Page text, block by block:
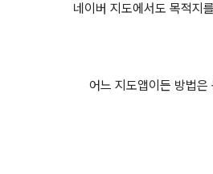
네이버 지도에서도 목적지
어느 지도앱이든 방법은